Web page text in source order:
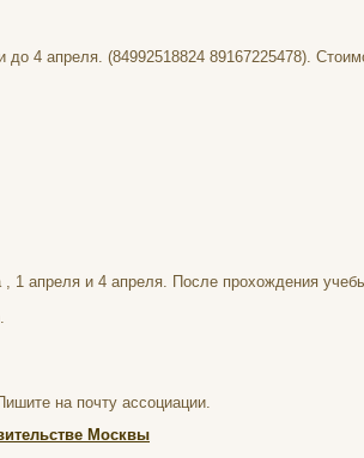
4 апреля. (84992518824 89167225478).
1 апреля и 4 апреля. После прохождения
на почту ассоциации.
Москвы